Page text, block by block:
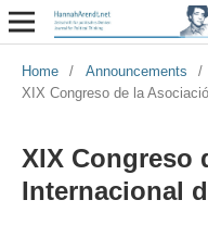
Home / Announcements
/
XIX Congreso de la
XIX Congreso
Internacional